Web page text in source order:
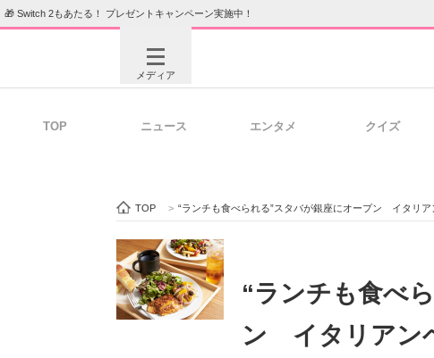
🎁 Switch 2もあたる！ プレゼントキャンペーン実施中！
メディア
ビジネスと働き方のヒント
ITエンジニア向け専門サイト 企業向けIT製品の
TOP ニュース エンタメ クイズ
TOP > “ランチも食べられる”スタバが銀座にオープン イタリ
“ランチも食べ
ン イタリアン